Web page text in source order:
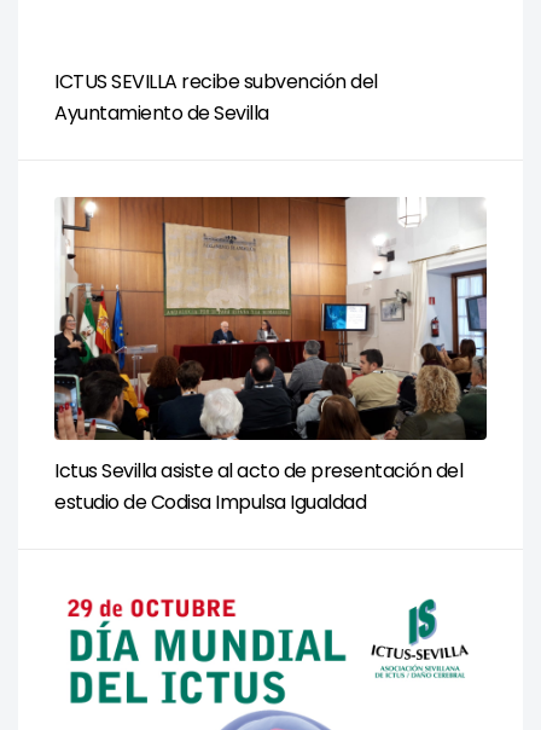
ICTUS SEVILLA recibe subvención del
Ayuntamiento de Sevilla
Ictus Sevilla asiste al acto de presentación del
estudio de Codisa Impulsa Igualdad